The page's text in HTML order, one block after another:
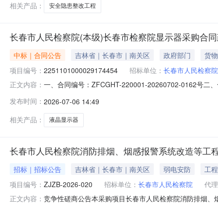
相关产品：
安全隐患整改工程
长春市人民检察院(本级)长春市检察院显示器采购合
中标｜合同公告 吉林省｜长春市｜南关区 政府部门
货物
项目编号： 2251101000029174454 招标单位： 长春市人民检察院
正文内容： 一、合同编号：ZFCGHT-220001-20260702-0162号二
北湖科技开发区龙湖大路与中科大街交汇处长东北高科
发布时间： 2026-07-06 14:49
相关产品：
液晶显示器
长春市人民检察院消防排烟、烟感报警系统改造等工
招标｜招标公告 吉林省｜长春市｜南关区 弱电安防
工程
项目编号： ZJZB-2026-020 招标单位： 长春市人民检察院
代
正文内容： 竞争性磋商公告本采购项目长春市人民检察院消防排烟